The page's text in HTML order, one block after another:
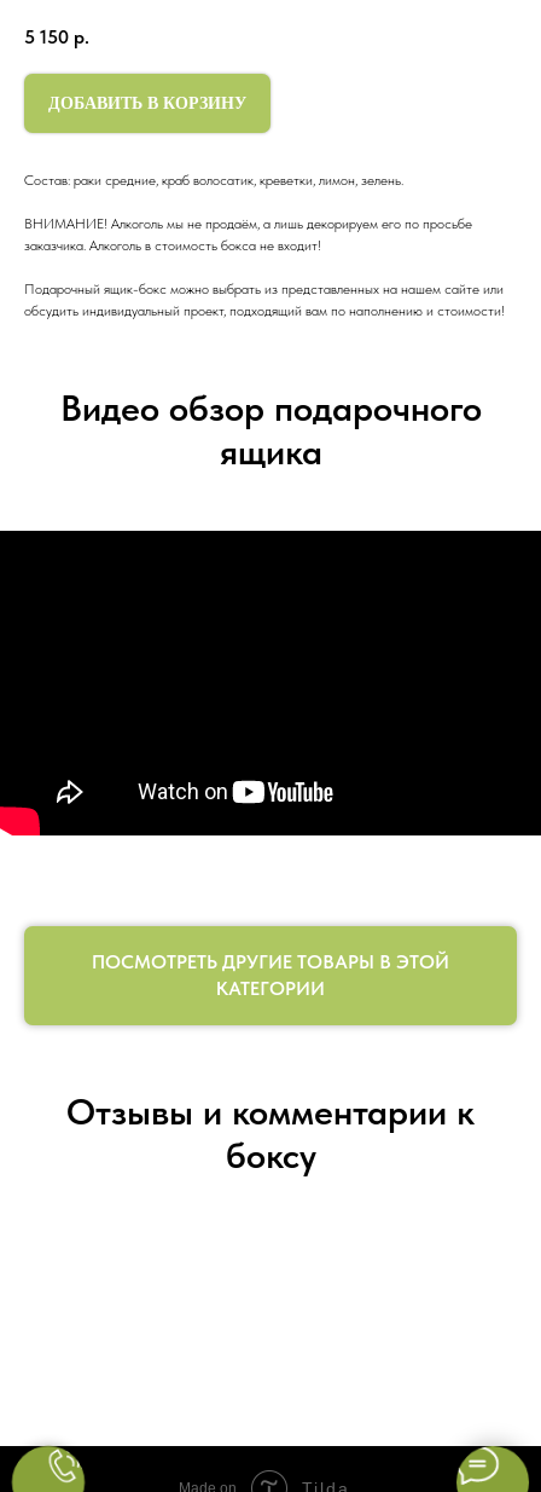
5 150 р.
ДОБАВИТЬ В КОРЗИНУ
Состав: раки средние, краб волосатик, креветки, лимон, зелень.
ВНИМАНИЕ! Алкоголь мы не продаём, а лишь декорируем его по просьбе
заказчика. Алкоголь в стоимость бокса не входит!
Подарочный ящик-бокс можно выбрать из представленных на нашем сайте или
обсудить индивидуальный проект, подходящий вам по наполнению и стоимости!
Видео обзор подарочного
ящика
ПОСМОТРЕТЬ ДРУГИЕ ТОВАРЫ В ЭТОЙ
КАТЕГОРИИ
Отзывы и комментарии к
боксу
Made on